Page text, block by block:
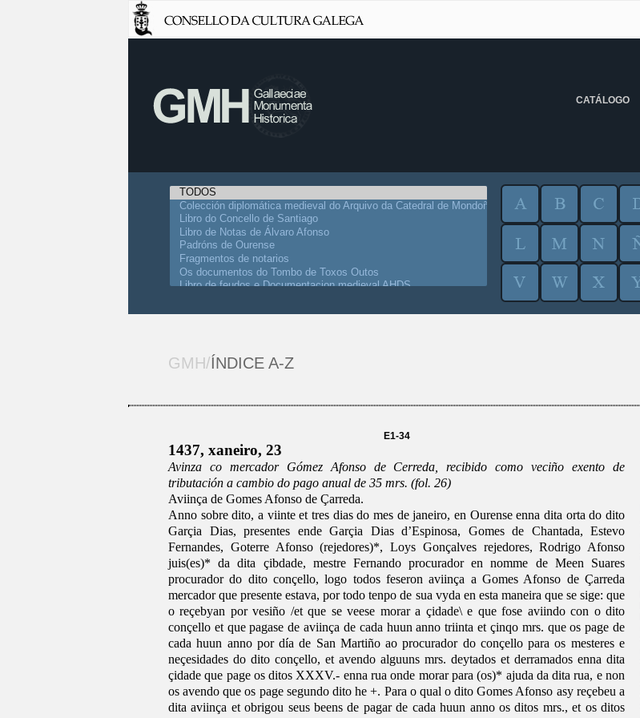
CATÁLOGO
GMH/ÍNDICE A-Z
E1-34
1437, xaneiro, 23
Avinza co mercador Gómez Afonso de Cerreda, recibido como veciño exento de
tributación a cambio do pago anual de 35 mrs. (fol. 26)
Aviinça de Gomes Afonso de Çarreda.
Anno sobre dito, a viinte et tres dias do mes de janeiro, en Ourense enna dita orta do dito
Garçia Dias, presentes ende Garçia Dias d’Espinosa, Gomes de Chantada, Estevo
Fernandes, Goterre Afonso (rejedores)*, Loys Gonçalves rejedores, Rodrigo Afonso
juis(es)* da dita çibdade, mestre Fernando procurador en nomme de Meen Suares
procurador do dito conçello, logo todos feseron aviinça a Gomes Afonso de Çarreda
mercador que presente estava, por todo tenpo de sua vyda en esta maneira que se sige: que
o reçebyan por vesiño /et que se veese morar a çidade\ e que fose aviindo con o dito
conçello et que pagase de aviinça de cada huun anno triinta et çinqo mrs. que os page de
cada huun anno por día de San Martiño ao procurador do conçello para os mesteres e
neçesidades do dito conçello, et avendo alguuns mrs. deytados et derramados enna dita
çidade que page os ditos XXXV.- enna rua onde morar para (os)* ajuda da dita rua, e non
os avendo que os page segundo dito he +. Para o qual o dito Gomes Afonso asy reçebeu a
dita aviinça et obrigou seus beens de pagar de cada huun anno os ditos mrs., et os ditos